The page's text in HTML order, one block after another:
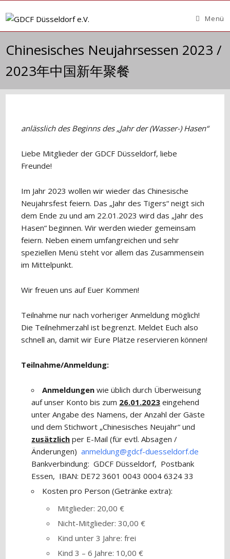
Inhalt
Menü
Chinesisches Neujahrsessen 2023 /
2023年中国新年聚餐
anlässlich des Beginns des „Jahr der (Wasser-) Hasen“
Liebe Mitglieder der GDCF Düsseldorf, liebe
Freunde!
Im Jahr 2023 wollen wir wieder das Chinesische
Neujahrsfest feiern. Das „Jahr des Tigers“ neigt sich
dem Ende zu und am 22.01.2023 wird das „Jahr des
Hasen“ beginnen. Wir werden wieder gemeinsam
feiern. Neben einem umfangreichen und sehr
speziellen Menü steht vor allem das Zusammensein
im Mittelpunkt.
Wir freuen uns auf Euer Kommen!
Teilnahme nur nach vorheriger Anmeldung möglich!
Die Teilnehmerzahl ist begrenzt. Meldet Euch also
schnell an, damit wir Eure Plätze reservieren können!
Teilnahme/Anmeldung:
Anmeldungen wie üblich durch Überweisung
auf unser Konto bis zum 26.01.2023 eingehend
unter Angabe des Namens, der Anzahl der Gäste
und dem Stichwort „Chinesisches Neujahr“ und
zusätzlich per E-Mail (für evtl. Absagen /
Änderungen)anmeldung@gdcf-duesseldorf.de
Bankverbindung: GDCF Düsseldorf, Postbank
Essen, IBAN: DE72 3601 0043 0004 6324 33
Kosten pro Person (Getränke extra):
Mitglieder: 20,00 €
Nicht-Mitglieder: 30,00 €
Kind unter 3 Jahre: frei
Kind 3 – 6 Jahre: 10,00 €